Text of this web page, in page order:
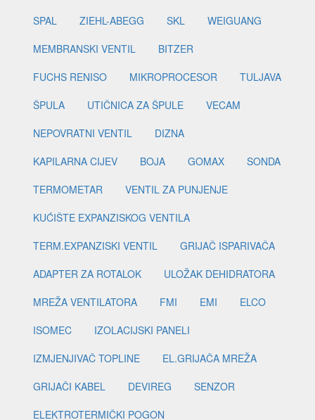
SPAL
ZIEHL-ABEGG SKL
WEIGUANG
MEMBRANSKI VENTIL
BITZER
FUCHS RENISO
MIKROPROCESOR
TULJAVA
ŠPULA
UTIČNICA ZA ŠPULE
VECAM
NEPOVRATNI VENTIL
DIZNA
KAPILARNA CIJEV
BOJA GOMAX
SONDA
TERMOMETAR
VENTIL ZA PUNJENJE
KUĆIŠTE EXPANZISKOG VENTILA
TERM.EXPANZISKI VENTIL
GRIJAČ ISPARIVAČA
ADAPTER ZA ROTALOK
ULOŽAK DEHIDRATORA
MREŽA VENTILATORA
FMI EMI
ELCO
ISOMEC
IZOLACIJSKI PANELI
IZMJENJIVAČ TOPLINE
EL.GRIJAČA MREŽA
GRIJAČI KABEL
DEVIREG
SENZOR
ELEKTROTERMIČKI POGON